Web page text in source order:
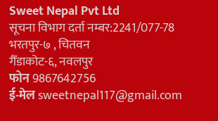
Sweet Nepal Pvt Ltd
सूचना विभाग दर्ता नम्बर:2241/077-78
भरतपुर-७ , चितवन
गैँडाकोट-६, नवलपुर
फोन9867642756
ई-मेलsweetnepal117@gmail.com